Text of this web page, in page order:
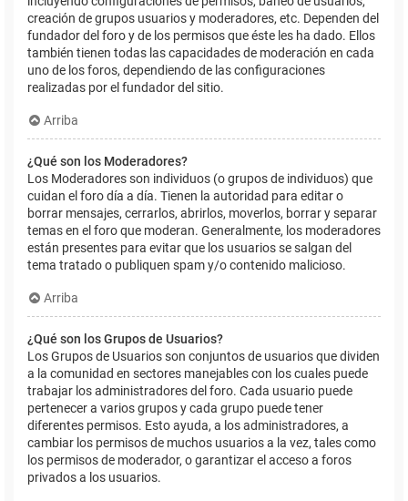
creación de grupos usuarios y moderadores, etc. Dependen del
fundador del foro y de los permisos que éste les ha dado. Ellos
también tienen todas las capacidades de moderación en cada
uno de los foros, dependiendo de las configuraciones
realizadas por el fundador del sitio.
Arriba
¿Qué son los Moderadores?
Los Moderadores son individuos (o grupos de individuos) que
cuidan el foro día a día. Tienen la autoridad para editar o
borrar mensajes, cerrarlos, abrirlos, moverlos, borrar y separar
temas en el foro que moderan. Generalmente, los moderadores
están presentes para evitar que los usuarios se salgan del
tema tratado o publiquen spam y/o contenido malicioso.
Arriba
¿Qué son los Grupos de Usuarios?
Los Grupos de Usuarios son conjuntos de usuarios que dividen
a la comunidad en sectores manejables con los cuales puede
trabajar los administradores del foro. Cada usuario puede
pertenecer a varios grupos y cada grupo puede tener
diferentes permisos. Esto ayuda, a los administradores, a
cambiar los permisos de muchos usuarios a la vez, tales como
los permisos de moderador, o garantizar el acceso a foros
privados a los usuarios.